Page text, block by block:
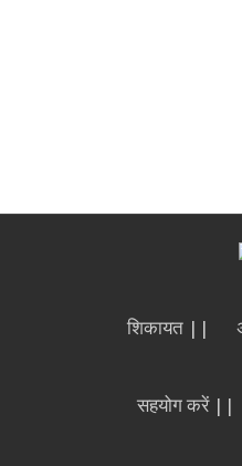
शिकायत ||
सहयोग करें ||